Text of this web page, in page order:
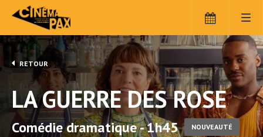
RETOUR
LA GUERRE DES ROSE
Comédie dramatique - 1h45 NOUVEAUTÉ